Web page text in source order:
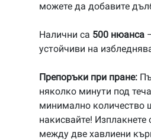
можете да добавите
Налични са 500 нюанса
устойчиви на
Препоръки при пране:
няколко минути под
минимално количество
накисвайте!
между две хавлиени